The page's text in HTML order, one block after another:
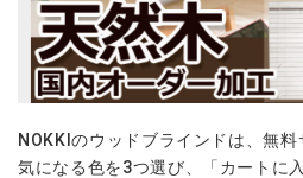
NOKKIのウッドブラインドは、無料
気になる色を3つ選び、「カートに